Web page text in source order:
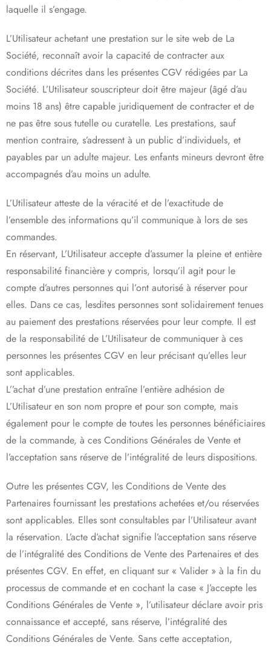
laquelle il s’engage.
L’Utilisateur achetant une prestation sur le site web de La
Société, reconnaît avoir la capacité de contracter aux
conditions décrites dans les présentes CGV rédigées par La
Société. L’Utilisateur souscripteur doit être majeur (âgé d’au
moins 18 ans) être capable juridiquement de contracter et de
ne pas être sous tutelle ou curatelle. Les prestations, sauf
mention contraire, s’adressent à un public d’individuels, et
payables par un adulte majeur. Les enfants mineurs devront être
accompagnés d’au moins un adulte.
L’Utilisateur atteste de la véracité et de l’exactitude de
l’ensemble des informations qu’il communique à lors de ses
commandes.
En réservant, L’Utilisateur accepte d’assumer la pleine et entière
responsabilité financière y compris, lorsqu’il agit pour le
compte d’autres personnes qui l’ont autorisé à réserver pour
elles. Dans ce cas, lesdites personnes sont solidairement tenues
au paiement des prestations réservées pour leur compte. Il est
de la responsabilité de L’Utilisateur de communiquer à ces
personnes les présentes CGV en leur précisant qu’elles leur
sont applicables.
L’’achat d’une prestation entraîne l’entière adhésion de
L’Utilisateur en son nom propre et pour son compte, mais
également pour le compte de toutes les personnes bénéficiaires
de la commande, à ces Conditions Générales de Vente et
l’acceptation sans réserve de l’intégralité de leurs dispositions.
Outre les présentes CGV, les Conditions de Vente des
Partenaires fournissant les prestations achetées et/ou réservées
sont applicables. Elles sont consultables par l’Utilisateur avant
la réservation. L’acte d’achat signifie l’acceptation sans réserve
de l’intégralité des Conditions de Vente des Partenaires et des
présentes CGV. En effet, en cliquant sur « Valider » à la fin du
processus de commande et en cochant la case « J’accepte les
Conditions Générales de Vente », l’utilisateur déclare avoir pris
connaissance et accepté, sans réserve, l’intégralité des
Conditions Générales de Vente. Sans cette acceptation,